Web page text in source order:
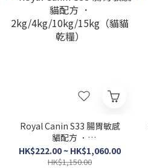
Royal Canin S33 腸胃敏感
貓配方 ．
2kg/4kg/10kg/15kg（貓貓
乾糧）
HK$222.00 ~ HK$1,060.00
HK$1,150.00